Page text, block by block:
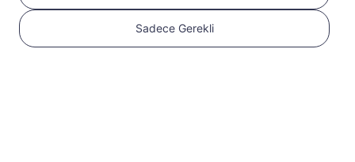
Uluslararası
seyahatiniz için bir
Sadece Gerekli